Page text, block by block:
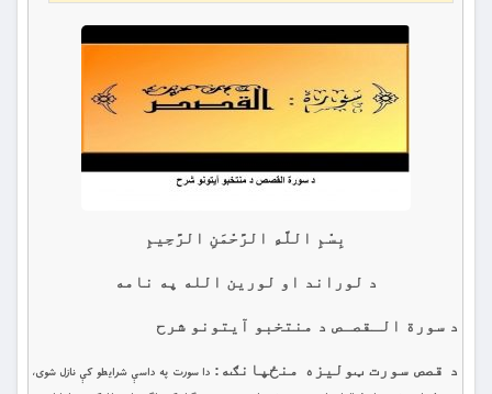
بِسْمِ اللَّهِ الرَّحْمَنِ الرَّحِيمِ
د لوراند او لورین الله په نامه
د سورة الـقصـص د منتخبو آیتونو شرح
د قصص سورت ټوليزه منځپانګه: دا سورت په داسې شرايطو كې نازل شوى،